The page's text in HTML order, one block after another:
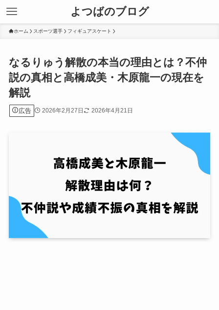
よつばのブログ
ホーム スポーツ選手 フィギュアスケート
なるりゅう解散の本当の理由とは？不仲
説の真相と高橋成美・木原龍一の現在を
解説
広告 2026年2月27日 2026年4月21日